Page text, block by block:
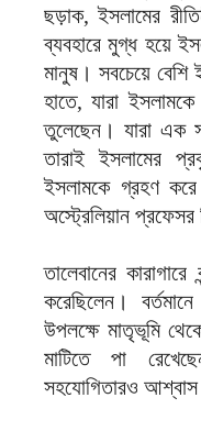
ছড়াক, ইসলামের
ব্যবহারে মুগ্ধ হয়ে
মানুষ। সবচেয়ে বেশি
হাতে, যারা
তুলেছেন। যারা এক
তারাই ইসলামের
ইসলামকে গ্রহণ
অস্ট্রেলিয়ান
তালেবানের
করেছিলেন।
উপলক্ষে মাতৃভূমি
মাটিতে পা
সহযোগিতারও আশ্বাস